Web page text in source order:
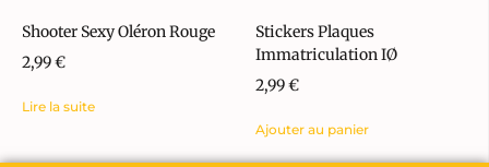
Shooter Sexy Oléron Rouge
2,99€
Lire la suite
Stickers Plaques
Immatriculation IØ
2,99€
Ajouter au panier